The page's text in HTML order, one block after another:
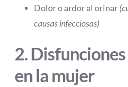
Dolor o ardor al orinar
causas infecciosas)
2.
en la mujer